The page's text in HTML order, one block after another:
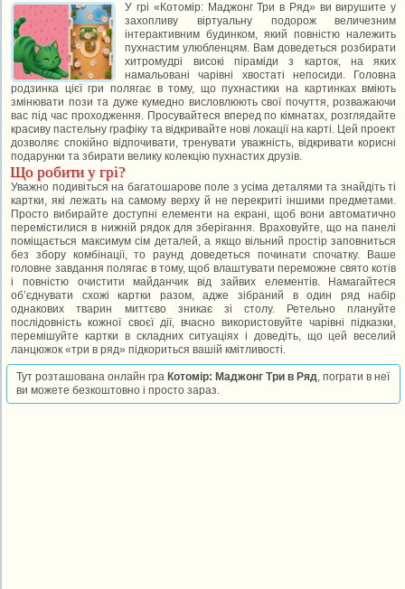
У грі «Котомір: Маджонг Три в Ряд» ви вирушите у
захопливу віртуальну подорож величезним
інтерактивним будинком, який повністю належить
пухнастим улюбленцям. Вам доведеться розбирати
хитромудрі високі піраміди з карток, на яких
намальовані чарівні хвостаті непосиди. Головна
родзинка цієї гри полягає в тому, що пухнастики на картинках вміють
змінювати пози та дуже кумедно висловлюють свої почуття, розважаючи
вас під час проходження. Просувайтеся вперед по кімнатах, розглядайте
красиву пастельну графіку та відкривайте нові локації на карті. Цей проект
дозволяє спокійно відпочивати, тренувати уважність, відкривати корисні
подарунки та збирати велику колекцію пухнастих друзів.
Що робити у грі?
Уважно подивіться на багатошарове поле з усіма деталями та знайдіть ті
картки, які лежать на самому верху й не перекриті іншими предметами.
Просто вибирайте доступні елементи на екрані, щоб вони автоматично
перемістилися в нижній рядок для зберігання. Враховуйте, що на панелі
поміщається максимум сім деталей, а якщо вільний простір заповниться
без збору комбінації, то раунд доведеться починати спочатку. Ваше
головне завдання полягає в тому, щоб влаштувати переможне свято котів
і повністю очистити майданчик від зайвих елементів. Намагайтеся
об’єднувати схожі картки разом, адже зібраний в один ряд набір
однакових тварин миттєво зникає зі столу. Ретельно плануйте
послідовність кожної своєї дії, вчасно використовуйте чарівні підказки,
перемішуйте картки в складних ситуаціях і доведіть, що цей веселий
ланцюжок «три в ряд» підкориться вашій кмітливості.
Тут розташована онлайн гра Котомір: Маджонг Три в Ряд, пограти в неї
ви можете безкоштовно і просто зараз.